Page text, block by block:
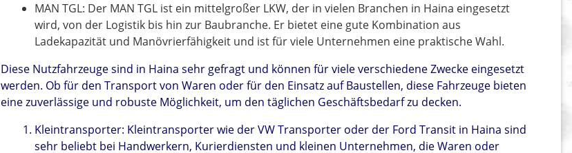
MAN TGL: Der MAN TGL ist ein mittelgroßer LKW, der in vielen Branchen in Haina eingesetzt
wird, von der Logistik bis hin zur Baubranche. Er bietet eine gute Kombination aus
Ladekapazität und Manövrierfähigkeit und ist für viele Unternehmen eine praktische Wahl.
Diese Nutzfahrzeuge sind in Haina sehr gefragt und können für viele verschiedene Zwecke eingesetzt
werden. Ob für den Transport von Waren oder für den Einsatz auf Baustellen, diese Fahrzeuge bieten
eine zuverlässige und robuste Möglichkeit, um den täglichen Geschäftsbedarf zu decken.
Kleintransporter: Kleintransporter wie der VW Transporter oder der Ford Transit in Haina sind
sehr beliebt bei Handwerkern, Kurierdiensten und kleinen Unternehmen, die Waren oder